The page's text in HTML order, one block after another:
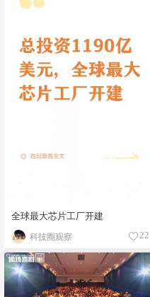
全球最大芯片工厂开建
科技圈观察 22